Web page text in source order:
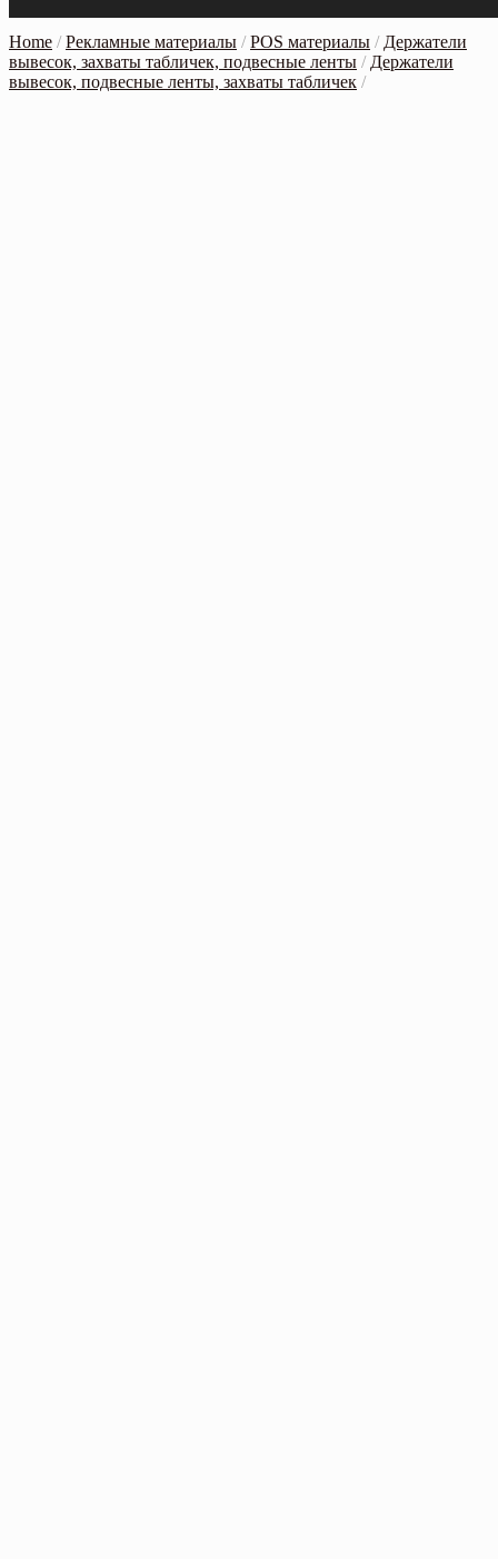
Home /Рекламные материалы /POS материалы / Держатели
вывесок, захваты табличек, подвесные ленты / Держатели
вывесок, подвесные ленты, захваты табличек /